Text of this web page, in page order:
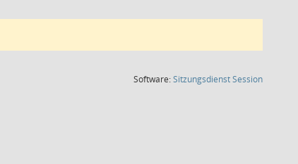
Software:SitzungsdienstSession(Wird in